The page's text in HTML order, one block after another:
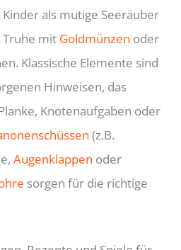
als mutige Seeräuber
Truhe mit Goldmünzen oder
Klassische Elemente sind
Hinweisen, das
Knotenaufgaben oder
(z.B.
Augenklappen oder
sorgen für die richtige